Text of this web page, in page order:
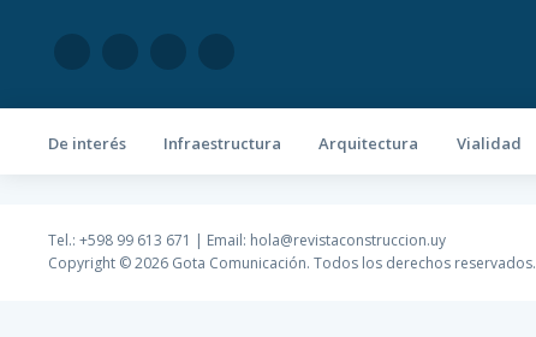
De interés Infraestructura Arquitectura Vialidad
Tel.: +598 99 613 671 | Email: hola@revistaconstruccion.uy
Copyright © 2026 Gota Comunicación. Todos los derechos reservados.